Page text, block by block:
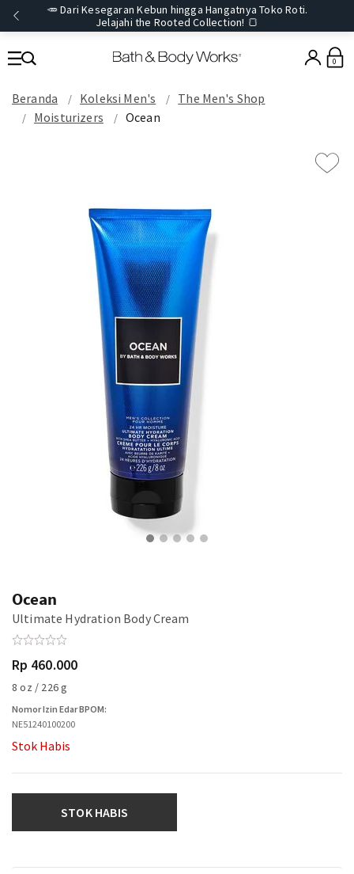
🥕 Dari Kesegaran Kebun hingga Hangatnya Toko Roti.
Jelajahi the Rooted Collection! 🍞
0
Beranda Koleksi Men's
The Men's Shop
Moisturizers
Ocean
Ocean
Ultimate Hydration Body Cream
Rp 460.000
8 oz / 226 g
Nomor Izin Edar BPOM:
NE51240100200
Stok Habis
STOK HABIS